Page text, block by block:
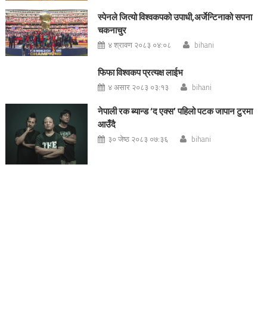
स्पेनले जित्यो विश्वकपको उपाधी,अर्जेन्टिनाको सपना
चकनाचुर
४ श्रावण २०८३ ०४:०८ bihani
फिफा विश्वकप प्रत्यक्ष लाईभ
४ असार २०८३ ०३:१३ bihani
नेपाली रक ब्यान्ड ‘द एक्स’ पहिलो पटक जापान टुरमा
आउँदै
३० जेष्ठ २०८३ ०७:३६ bihani